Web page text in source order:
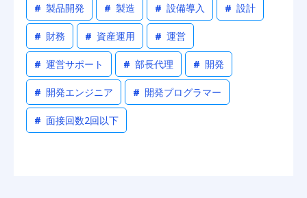
# 製品開発 # 製造 # 設備導入 # 設計
# 財務 # 資産運用 # 運営
# 運営サポート # 部長代理 # 開発
# 開発エンジニア # 開発プログラマー
# 面接回数2回以下